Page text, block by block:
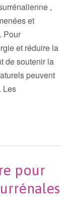
,
et
Pour
et réduire la
de soutenir la
peuvent
Les
pour